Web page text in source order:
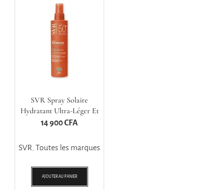
SVR Spray Solaire
Hydratant Ultra-Léger Et
Invisible SPF50+
14 900CFA
SVR, Toutes les marques
AJOUTER AU PANIER